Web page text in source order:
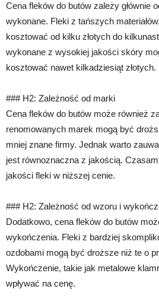
Cena fleków do butów zależy głównie
wykonane. Fleki z tańszych
kosztować od kilku złotych do
wykonane z wysokiej jakości skóry
kosztować nawet kilkadziesiąt złotych.
### H2: Zależność od marki
Cena fleków do butów może również
renomowanych marek mogą być
mniej znane firmy. Jednak warto
jest równoznaczna z jakością.
jakości fleki w niższej cenie.
### H2: Zależność od wzoru i
Dodatkowo, cena fleków do butów
wykończenia. Fleki z bardziej
ozdobami mogą być droższe niż te o
Wykończenie, takie jak metalowe
wpływać na cenę.